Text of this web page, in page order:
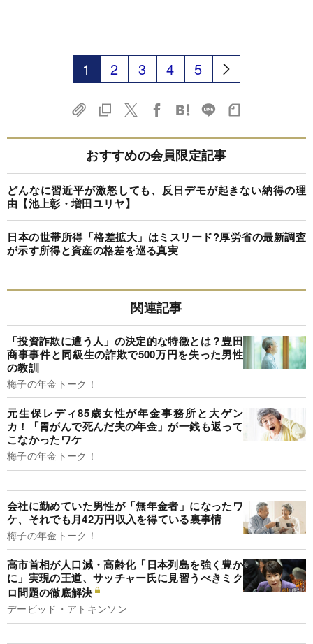
1 2 3 4 5
おすすめの会員限定記事
どんなに習近平が激怒しても、反日デモが起きない納得の理
由【池上彰・増田ユリヤ】
日本の世帯所得「格差拡大」はミスリード?厚労省の最新調査
が示す所得と資産の格差を巡る真実
関連記事
「投資詐欺に遭う人」の決定的な特徴とは？豊田
商事事件と同級生の詐欺で500万円を失った男性
の教訓
梅子の年金トーク！
元生保レディ85歳女性が年金事務所と大ゲン
カ！「胃がんで死んだ夫の年金」が一銭も返って
こなかったワケ
梅子の年金トーク！
会社に勤めていた男性が「無年金者」になったワ
ケ、それでも月42万円収入を得ている裏事情
梅子の年金トーク！
高市首相が人口減・高齢化「日本列島を強く豊か
に」実現の王道、サッチャー氏に見習うべきミク
ロ問題の徹底解決
デービッド・アトキンソン